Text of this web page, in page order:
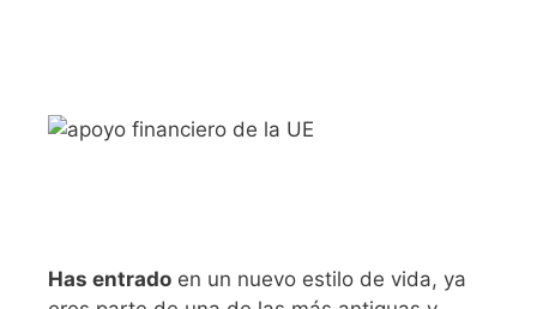
Has entrado en un nuevo estilo de vida, ya